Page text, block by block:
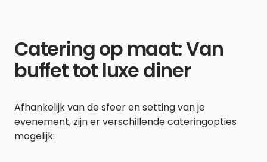
Catering op maat: Van
buffet tot luxe diner
Afhankelijk van de sfeer en setting van je
evenement, zijn er verschillende cateringopties
mogelijk: